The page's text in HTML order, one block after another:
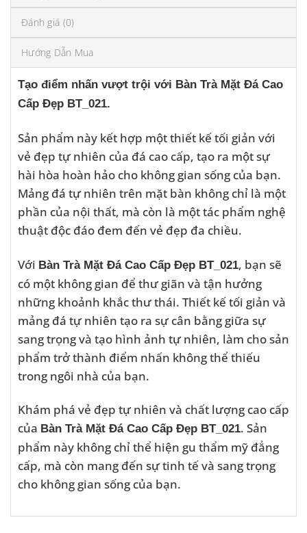
Đánh giá (0)
Hướng Dẫn Mua
Tạo điểm nhấn vượt trội với Bàn Trà Mặt Đá Cao
Cấp Đẹp BT_021.
Sản phẩm này kết hợp một thiết kế tối giản với
vẻ đẹp tự nhiên của đá cao cấp, tạo ra một sự
hài hòa hoàn hảo cho không gian sống của bạn.
Mảng đá tự nhiên trên mặt bàn không chỉ là một
phần của nội thất, mà còn là một tác phẩm nghệ
thuật độc đáo đem đến vẻ đẹp đa chiều.
Với Bàn Trà Mặt Đá Cao Cấp Đẹp BT_021, bạn sẽ
có một không gian để thư giãn và tận hưởng
những khoảnh khắc thư thái. Thiết kế tối giản và
mảng đá tự nhiên tạo ra sự cân bằng giữa sự
sang trọng và tạo hình ảnh tự nhiên, làm cho sản
phẩm trở thành điểm nhấn không thể thiếu
trong ngôi nhà của bạn.
Khám phá vẻ đẹp tự nhiên và chất lượng cao cấp
của Bàn Trà Mặt Đá Cao Cấp Đẹp BT_021. Sản
phẩm này không chỉ thể hiện gu thẩm mỹ đẳng
cấp, mà còn mang đến sự tinh tế và sang trọng
cho không gian sống của bạn.